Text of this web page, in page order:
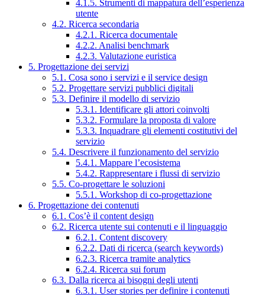
4.1.5. Strumenti di mappatura dell’esperienza
utente
4.2. Ricerca secondaria
4.2.1. Ricerca documentale
4.2.2. Analisi benchmark
4.2.3. Valutazione euristica
5. Progettazione dei servizi
5.1. Cosa sono i servizi e il service design
5.2. Progettare servizi pubblici digitali
5.3. Definire il modello di servizio
5.3.1. Identificare gli attori coinvolti
5.3.2. Formulare la proposta di valore
5.3.3. Inquadrare gli elementi costitutivi del
servizio
5.4. Descrivere il funzionamento del servizio
5.4.1. Mappare l’ecosistema
5.4.2. Rappresentare i flussi di servizio
5.5. Co-progettare le soluzioni
5.5.1. Workshop di co-progettazione
6. Progettazione dei contenuti
6.1. Cos’è il content design
6.2. Ricerca utente sui contenuti e il linguaggio
6.2.1. Content discovery
6.2.2. Dati di ricerca (search keywords)
6.2.3. Ricerca tramite analytics
6.2.4. Ricerca sui forum
6.3. Dalla ricerca ai bisogni degli utenti
6.3.1. User stories per definire i contenuti